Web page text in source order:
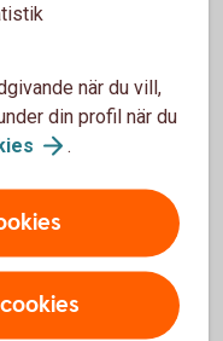
att man ångrar
tänker
sig av för att få
YouTube -serien
när du vill,
din profil när du
.